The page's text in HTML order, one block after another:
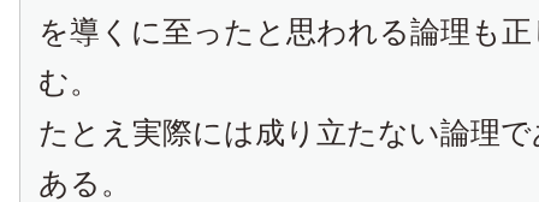
を導くに至ったと思われる論理も
む。
たとえ実際には成り立たない論理
ある。